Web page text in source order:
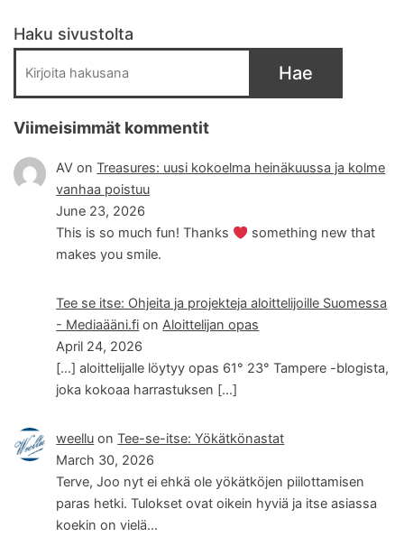
Haku sivustolta
Hae
Viimeisimmät kommentit
AV onTreasures: uusi kokoelma heinäkuussa ja kolme
vanhaa poistuu
June 23, 2026
This is so much fun! Thanks
something new that
makes you smile.
Tee se itse: Ohjeita ja projekteja aloittelijoille Suomessa
- Mediaääni.fi onAloittelijan opas
April 24, 2026
[…] aloittelijalle löytyy opas 61° 23° Tampere -blogista,
joka kokoaa harrastuksen […]
weellu onTee-se-itse: Yökätkönastat
March 30, 2026
Terve, Joo nyt ei ehkä ole yökätköjen piilottamisen
paras hetki. Tulokset ovat oikein hyviä ja itse asiassa
koekin on vielä…